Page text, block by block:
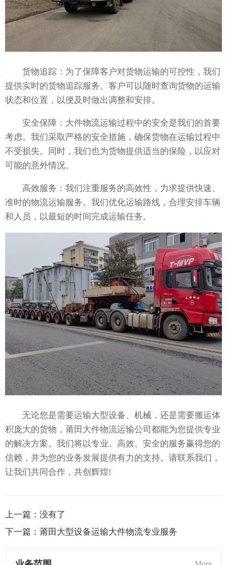
货物追踪：为了保障客户对货物运输的可控性，我们
提供实时的货物追踪服务。客户可以随时查询货物的运输
状态和位置，以便及时做出调整和安排。
安全保障：大件物流运输过程中的安全是我们的首要
考虑。我们采取严格的安全措施，确保货物在运输过程中
不受损失。同时，我们也为货物提供适当的保险，以应对
可能的意外情况。
高效服务：我们注重服务的高效性，力求提供快速、
准时的物流运输服务。我们优化运输路线，合理安排车辆
和人员，以最短的时间完成运输任务。
无论您是需要运输大型设备、机械，还是需要搬运体
积庞大的货物，莆田大件物流运输公司都能为您提供专业
的解决方案。我们将以专业、高效、安全的服务赢得您的
信赖，并为您的业务发展提供有力的支持。请联系我们，
让我们共同合作，共创辉煌!
上一篇： 没有了
下一篇： 莆田大型设备运输大件物流专业服务